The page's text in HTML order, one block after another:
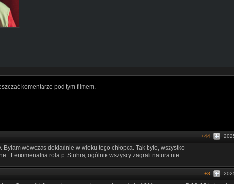
komentarze pod tym filmem.
+44
wówczas dokładnie w wieku tego chłopca. Tak było, wszystko
Fenomenalna rola p. Stuhra, ogólnie wszyscy zagrali naturalnie.
+8